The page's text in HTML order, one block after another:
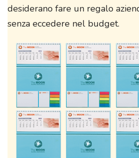
desiderano fare un regalo
senza eccedere nel budget.